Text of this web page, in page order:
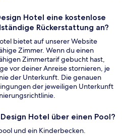
Hotel eine kostenlose
Rückerstattung an?
bietet auf unserer Website
Zimmer. Wenn du einen
Zimmertarif gebucht hast,
vor deiner Anreise stornieren, je
der Unterkunft. Die genauen
der jeweiligen Unterkunft
Hotel über einen Pool?
und ein Kinderbecken.